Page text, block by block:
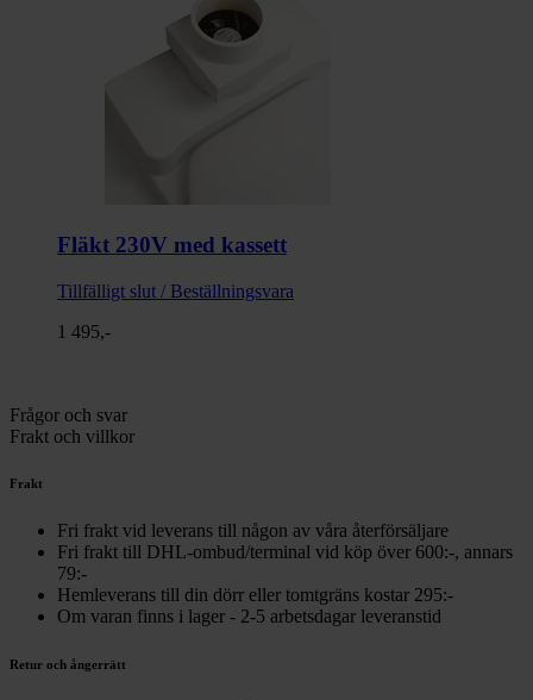
Fläkt 230V med kassett
Tillfälligt slut / Beställningsvara
1 495,-
Frågor och svar
Frakt och villkor
Frakt
Fri frakt vid leverans till någon av våra återförsäljare
Fri frakt till DHL-ombud/terminal vid köp över 600:-, annars
79:-
Hemleverans till din dörr eller tomtgräns kostar 295:-
Om varan finns i lager - 2-5 arbetsdagar leveranstid
Retur och ångerrätt